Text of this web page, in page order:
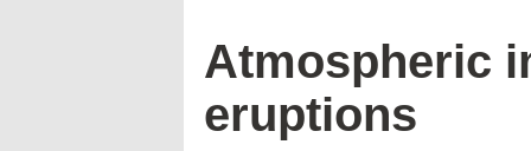
Atmospheric
eruptions